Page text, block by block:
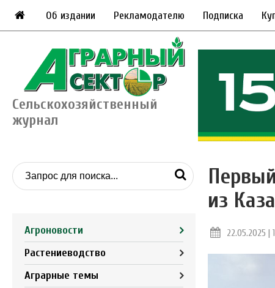
Об издании Рекламодателю Подписка
Сельскохозяйственный
журнал
Агроновости
Растениеводство
Аграрные темы
из
22.05.2025 |